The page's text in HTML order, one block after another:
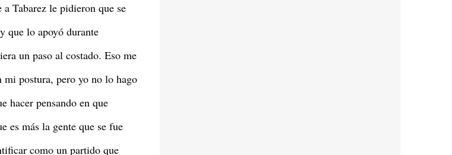
Tabarez le pidieron que se
que lo apoyó durante
un paso al costado. Eso me
postura, pero yo no lo hago
hacer pensando en que
es más la gente que se fue
como un partido que